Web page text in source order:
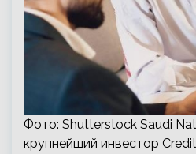
Фото: Shutterstock Saudi
крупнейший инвестор